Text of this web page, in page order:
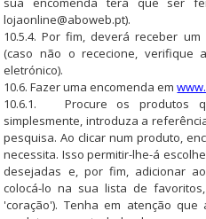
lojaonline@aboweb.pt).
10.5.4. Por fim, deverá receber
(caso não o rececione, verifique
eletrónico).
10.6. Fazer uma encomenda em
10.6.1. Procure os produtos
simplesmente, introduza a
pesquisa. Ao clicar num produto,
necessita. Isso permitir-lhe-á
desejadas e, por fim, adicionar
colocá-lo na sua lista de
'coração'). Tenha em atenção